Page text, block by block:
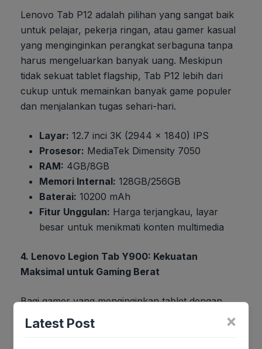
Lenovo Tab P12 adalah pilihan yang sangat baik
untuk pelajar, pekerja ringan, atau gamer kasual
yang menginginkan perangkat serbaguna tanpa
harus mengeluarkan banyak uang. Meskipun
tidak sekuat tablet flagship, Tab P12 lebih dari
cukup untuk memainkan banyak game populer
dan menjalankan tugas sehari-hari.
Layar: 12.7 inci 3K (2944 x 1840) IPS
Prosesor: MediaTek Dimensity 7050
RAM: 4GB/8GB
Memori Internal: 128GB/256GB
Baterai: 10200 mAh
Fitur Unggulan: Harga terjangkau, layar
besar untuk menikmati konten multimedia
4. Lenovo Legion Tab Y900: Kekuatan
Maksimal untuk Gaming Berat
Bagi gamer yang menginginkan tablet dengan
kekuatan luar biasa untuk memainkan game-
game berat, Lenovo Legion Tab Y900 adalah
×
Latest Post